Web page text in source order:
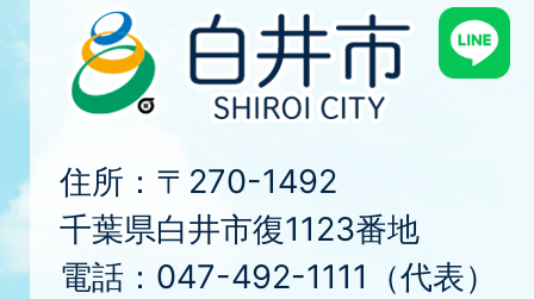
住所：〒270-1492
千葉県白井市復1123番地
電話：047-492-1111（代表）